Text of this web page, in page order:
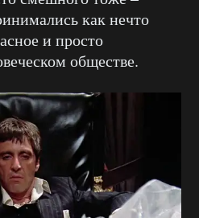
как нечто
и просто
обществе.